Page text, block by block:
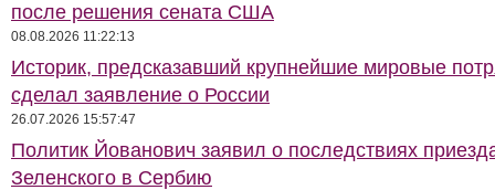
после решения сената США
08.08.2026 11:22:13
Историк, предсказавший крупнейшие мировые
сделал заявление о России
26.07.2026 15:57:47
Политик Йованович заявил о последствиях
Зеленского в Сербию